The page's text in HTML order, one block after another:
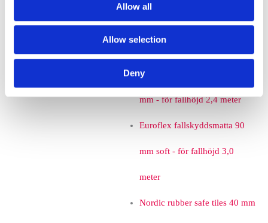
Allow all
Allow selection
Deny
Euroflex fallskyddsmatta 70
Euroflex fallskyddsmatta 80
mm - för fallhöjd 2,4 meter
Euroflex fallskyddsmatta 90
mm soft - för fallhöjd 3,0
meter
Nordic rubber safe tiles 40 mm